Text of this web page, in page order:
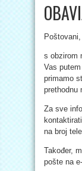
Poštovani,
s obzirom
Vas
primamo
prethodnu
Za sve
na broj
Također,
pošte na